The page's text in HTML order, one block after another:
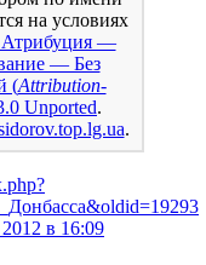
на условиях
Атрибуция —
— Без
(Attribution-
Unported.
.
в 16:09